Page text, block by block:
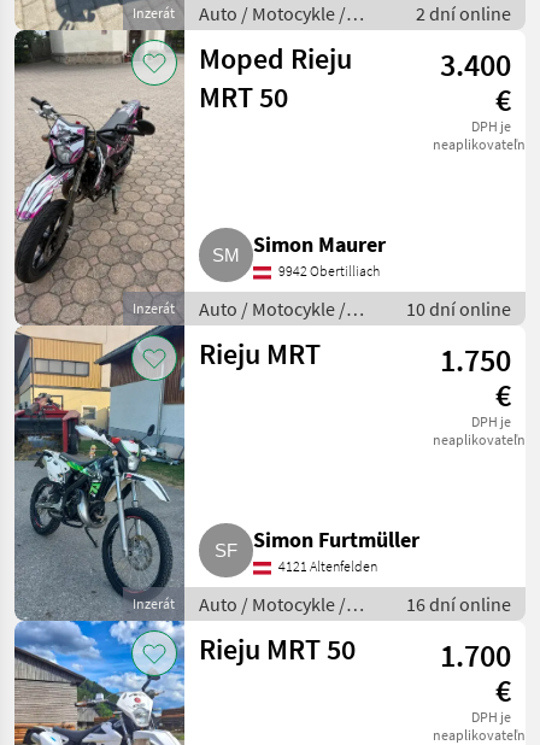
Inzerát
Auto / Motocykle /
Motorka
2 dní online
Inzerát
Moped Rieju
MRT 50
3.400
€
DPH je
neaplikovateľné
Simon Maurer
9942 Obertilliach
Auto / Motocykle /
Motorka
10 dní online
Inzerát
Rieju MRT
1.750
€
DPH je
neaplikovateľné
Simon Furtmüller
4121 Altenfelden
Auto / Motocykle /
Motorka
16 dní online
Rieju MRT 50
1.700
€
DPH je
neaplikovateľné